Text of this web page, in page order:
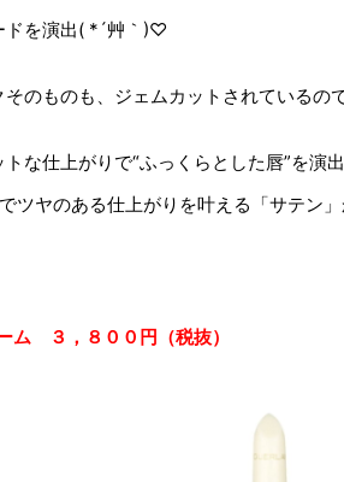
ドを演出( *´艸｀)♡
そのものも、ジェムカットされている
トな仕上がりで“ふっくらとした唇”を
ツヤのある仕上がりを叶える「サテン
ム ３，８００円（税抜）